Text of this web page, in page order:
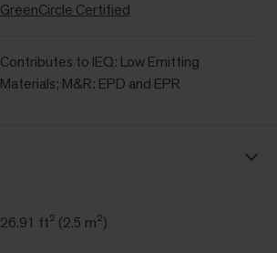
GreenCircle Certified
Contributes to IEQ: Low Emitting
Materials; M&R: EPD and EPR
26.91 ft² (2.5 m²)